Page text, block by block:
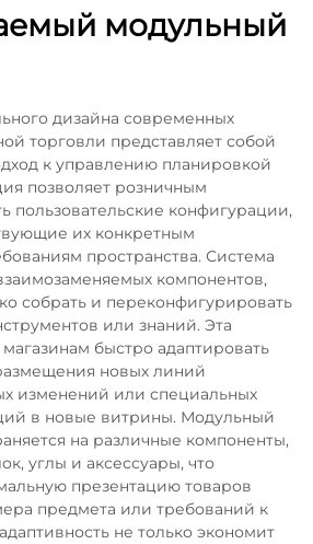
модульный
дизайна современных
торговли представляет собой
к управлению планировкой
позволяет розничным
пользовательские конфигурации,
их конкретным
пространства. Система
компонентов,
собрать и переконфигурировать
или знаний. Эта
магазинам быстро адаптировать
новых линий
изменений или специальных
в новые витрины. Модульный
на различные компоненты,
углы и аксессуары, что
презентацию товаров
предмета или требований к
не только экономит